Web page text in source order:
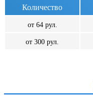
Количество
от 64 рул.
от 300 рул.